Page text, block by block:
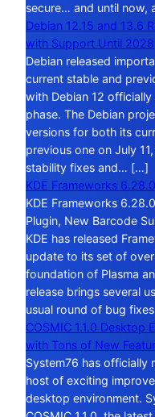
secure… and until
Debian 12.15 and 13.6
with Support Until 2028
Debian released
current stable and
with Debian 12
phase. The Debian
versions for both its
previous one on July
stability fixes and… […]
KDE Frameworks
KDE Frameworks
Plugin, New Barcode
KDE has released
update to its set of
foundation of Plasma
release brings several
usual round of bug
COSMIC 1.1.0 Desktop
with Tons of New
System76 has officially
host of exciting
desktop environment.